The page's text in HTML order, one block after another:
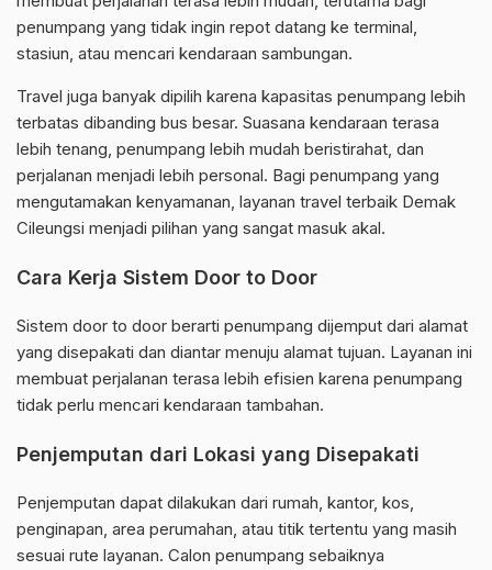
penumpang yang tidak ingin repot datang ke terminal,
stasiun, atau mencari kendaraan sambungan.
Travel juga banyak dipilih karena kapasitas penumpang lebih
terbatas dibanding bus besar. Suasana kendaraan terasa
lebih tenang, penumpang lebih mudah beristirahat, dan
perjalanan menjadi lebih personal. Bagi penumpang yang
mengutamakan kenyamanan, layanan travel terbaik Demak
Cileungsi menjadi pilihan yang sangat masuk akal.
Cara Kerja Sistem Door to Door
Sistem door to door berarti penumpang dijemput dari alamat
yang disepakati dan diantar menuju alamat tujuan. Layanan ini
membuat perjalanan terasa lebih efisien karena penumpang
tidak perlu mencari kendaraan tambahan.
Penjemputan dari Lokasi yang Disepakati
Penjemputan dapat dilakukan dari rumah, kantor, kos,
penginapan, area perumahan, atau titik tertentu yang masih
sesuai rute layanan. Calon penumpang sebaiknya